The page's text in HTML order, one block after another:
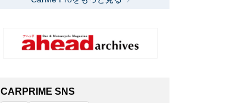
CARPRIME SNS